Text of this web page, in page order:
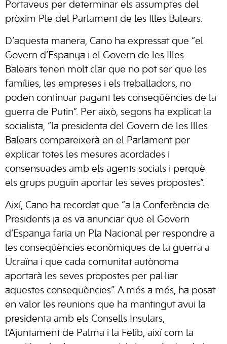
Portaveus per determinar els assumptes del
pròxim Ple del Parlament de les Illes Balears.
D’aquesta manera, Cano ha expressat que “el
Govern d’Espanya i el Govern de les Illes
Balears tenen molt clar que no pot ser que les
famílies, les empreses i els treballadors, no
poden continuar pagant les conseqüències de la
guerra de Putin”. Per això, segons ha explicat la
socialista, “la presidenta del Govern de les Illes
Balears compareixerà en el Parlament per
explicar totes les mesures acordades i
consensuades amb els agents socials i perquè
els grups puguin aportar les seves propostes”.
Així, Cano ha recordat que “a la Conferència de
Presidents ja es va anunciar que el Govern
d’Espanya faria un Pla Nacional per respondre a
les conseqüències econòmiques de la guerra a
Ucraïna i que cada comunitat autònoma
aportarà les seves propostes per pal·liar
aquestes conseqüències”. A més a més, ha posat
en valor les reunions que ha mantingut avui la
presidenta amb els Consells Insulars,
l’Ajuntament de Palma i la Felib, així com la